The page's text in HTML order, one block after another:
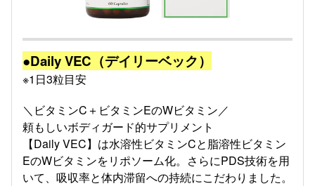
●Daily VEC（デイリーベック）
※1日3粒目安
＼ビタミンC＋ビタミンEのWビタミン／
頼もしいボディガード的サプリメント
【Daily VEC】は水溶性ビタミンCと脂溶性ビタミン
EのWビタミンをリポソーム化。さらにPDS技術を用
いて、吸収率と体内滞留への持続にこだわりました。